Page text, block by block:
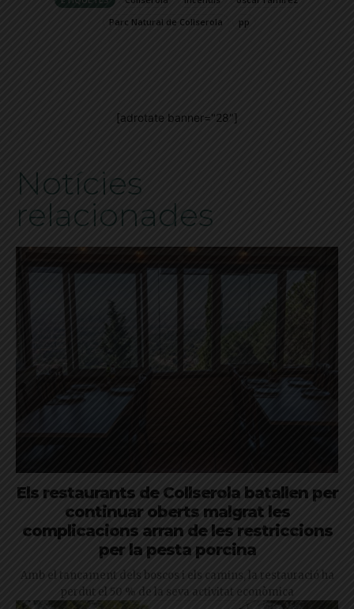
Parc Natural de Collserola
pp
[adrotate banner="28"]
Notícies
relacionades
Els restaurants de Collserola batallen per
continuar oberts malgrat les
complicacions arran de les restriccions
per la pesta porcina
Amb el tancament dels boscos i els camins, la restauració ha
perdut el 50 % de la seva activitat econòmica